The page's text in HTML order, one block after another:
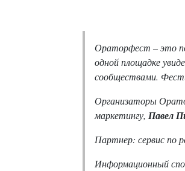
Ораторфест – это
одной площадке
сообществами.
Организаторы
маркетингу, Павел
Партнер: сервис по
Информационный